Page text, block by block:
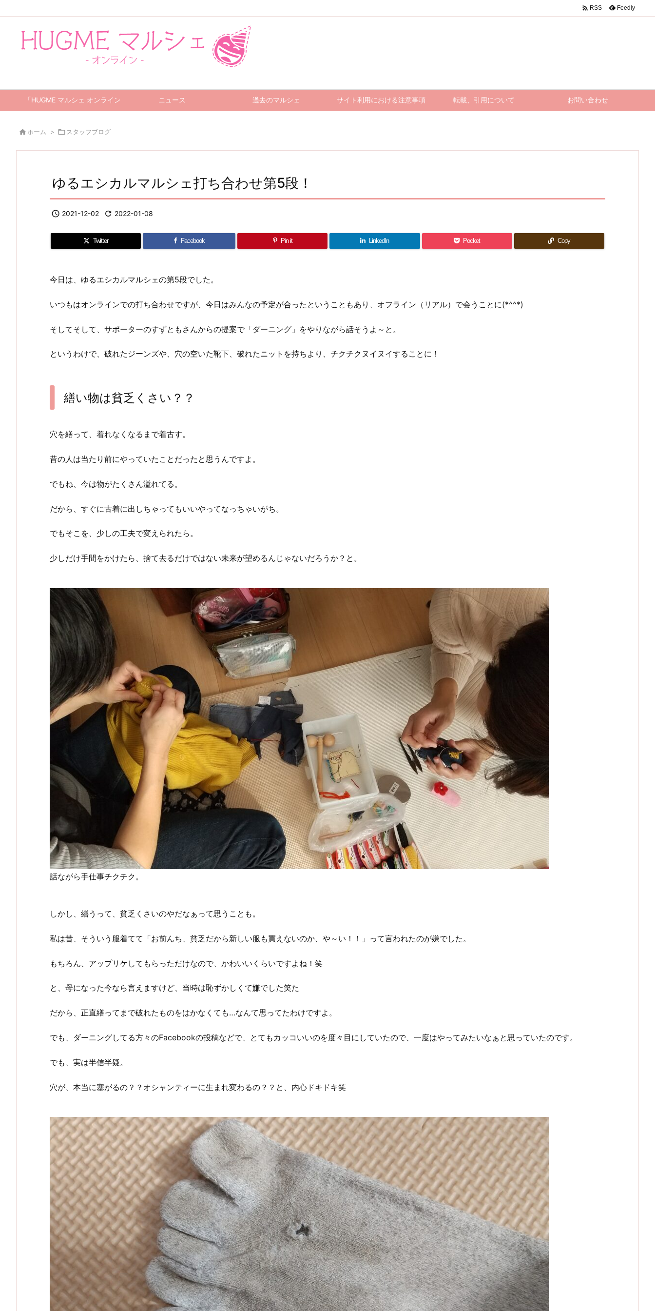
「HUGME マルシェ オンライン」について ニュース 過去のマルシェ サイト利用における注意事項 転載、引用について お問い合わせ
 RSS Feedly
 ホーム >  スタッフブログ
ゆるエシカルマルシェ打ち合わせ第5段！
 2021-12-02  2022-01-08
Twitter Facebook Pin it LinkedIn Pocket Copy
今日は、ゆるエシカルマルシェの第5段でした。
いつもはオンラインでの打ち合わせですが、今日はみんなの予定が合ったということもあり、オフライン（リアル）で会うことに(*^^*)
そしてそして、サポーターのすずともさんからの提案で「ダーニング」をやりながら話そうよ～と。
というわけで、破れたジーンズや、穴の空いた靴下、破れたニットを持ちより、チクチクヌイヌイすることに！
繕い物は貧乏くさい？？
穴を繕って、着れなくなるまで着古す。
昔の人は当たり前にやっていたことだったと思うんですよ。
でもね、今は物がたくさん溢れてる。
だから、すぐに古着に出しちゃってもいいやってなっちゃいがち。
でもそこを、少しの工夫で変えられたら。
少しだけ手間をかけたら、捨て去るだけではない未来が望めるんじゃないだろうか？と。
話ながら手仕事チクチク。
しかし、繕うって、貧乏くさいのやだなぁって思うことも。
私は昔、そういう服着てて「お前んち、貧乏だから新しい服も買えないのか、や～い！！」って言われたのが嫌でした。
もちろん、アップリケしてもらっただけなので、かわいいくらいですよね！笑
と、母になった今なら言えますけど、当時は恥ずかしくて嫌でした笑た
だから、正直繕ってまで破れたものをはかなくても…なんて思ってたわけですよ。
でも、ダーニングしてる方々のFacebookの投稿などで、とてもカッコいいのを度々目にしていたので、一度はやってみたいなぁと思っていたのです。
でも、実は半信半疑。
穴が、本当に塞がるの？？オシャンティーに生まれ変わるの？？と、内心ドキドキ笑